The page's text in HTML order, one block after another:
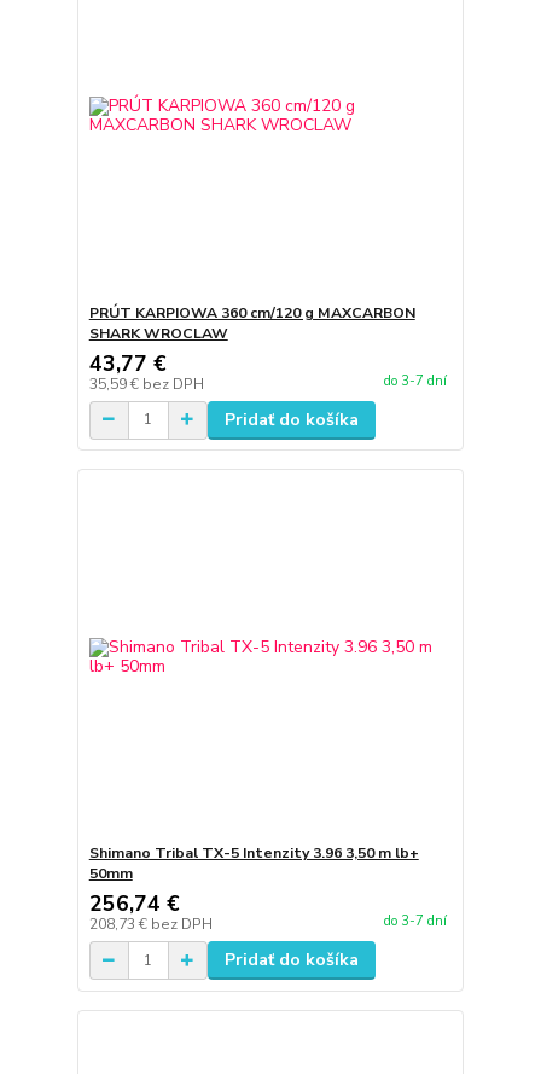
PRÚT KARPIOWA 360 cm/120 g MAXCARBON
SHARK WROCLAW
43,77 €
35,59 € bez DPH do 3-7 dní
Pridať do košíka
Shimano Tribal TX-5 Intenzity 3.96 3,50 m lb+
50mm
256,74 €
208,73 € bez DPH do 3-7 dní
Pridať do košíka